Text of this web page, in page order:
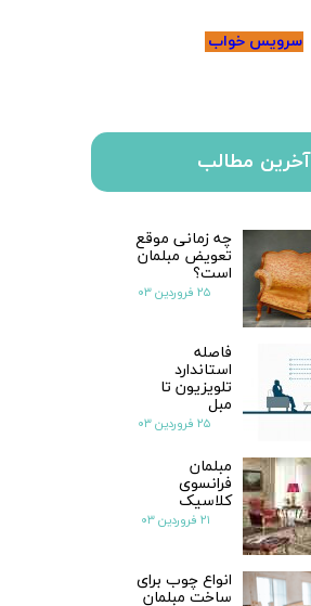
سرویس خواب
آخرین مطالب
چه زمانی موقع
تعویض مبلمان
است؟
۲۵ فروردین ۰۳
فاصله
استاندارد
تلویزیون تا
مبل
۲۵ فروردین ۰۳
مبلمان
فرانسوی
کلاسیک
۲۱ فروردین ۰۳
انواع چوب برای
ساخت مبلمان